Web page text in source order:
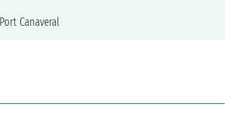
Port Canaveral